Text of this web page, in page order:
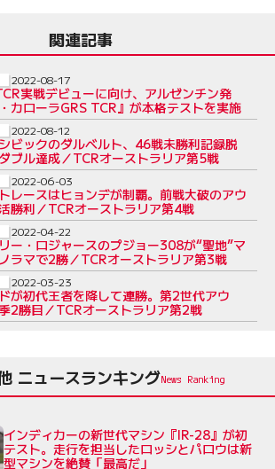
関連記事
実戦デビューに向け、アルゼンチン発
カローラGRS TCR』が本格テストを実施
2022-08-17
ビックのダルベルト、46戦未勝利記録脱
ブル達成／TCRオーストラリア第5戦
2022-08-12
レースはヒョンデが制覇。前戦大破のアウ
勝利／TCRオーストラリア第4戦
2022-06-03
ー・ロジャースのプジョー308が“聖地”マ
ラマで2勝／TCRオーストラリア第3戦
2022-04-22
が初代王者を降して連勝。第2世代アウ
2勝目／TCRオーストラリア第2戦
2022-03-23
ニュースランキング
インディカーの新世代マシン『IR-28』が初
テスト。走行を担当したロッシとパロウは新
型マシンを絶賛「最高だ」